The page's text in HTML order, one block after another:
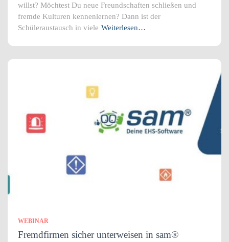
willst? Möchtest Du neue Freundschaften schließen und
fremde Kulturen kennenlernen? Dann ist der
Schüleraustausch in viele Weiterlesen…
WEBINAR
Fremdfirmen sicher unterweisen in sam®